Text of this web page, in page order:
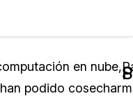
Demo
en nube,
podido cosechar